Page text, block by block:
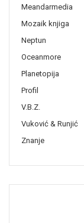
Meandarmedia
Mozaik knjiga
Neptun
Oceanmore
Planetopija
Profil
V.B.Z.
Vuković & Runjić
Znanje